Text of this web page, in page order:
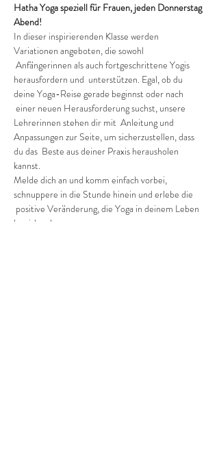
Hatha Yoga speziell für Frauen, jeden Donnerstag
Abend!
In dieser inspirierenden Klasse werden
Variationen angeboten, die sowohl
Anfängerinnen als auch fortgeschrittene Yogis
herausfordern und  unterstützen. Egal, ob du
deine Yoga-Reise gerade beginnst oder nach
einer neuen Herausforderung suchst, unsere
Lehrerinnen stehen dir mit  Anleitung und
Anpassungen zur Seite, um sicherzustellen, dass
du das  Beste aus deiner Praxis herausholen
kannst.
Melde dich an und komm einfach vorbei,
schnuppere in die Stunde hinein und erlebe die
positive Veränderung, die Yoga in deinem Leben
bewirken kann.